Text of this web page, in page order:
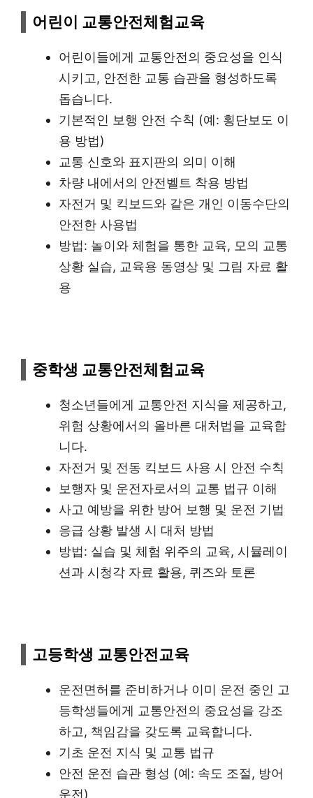
어린이 교통안전체험교육
어린이들에게 교통안전의 중요성을 인식
시키고, 안전한 교통 습관을 형성하도록
돕습니다.
기본적인 보행 안전 수칙 (예: 횡단보도 이
용 방법)
교통 신호와 표지판의 의미 이해
차량 내에서의 안전벨트 착용 방법
자전거 및 킥보드와 같은 개인 이동수단의
안전한 사용법
방법: 놀이와 체험을 통한 교육, 모의 교통
상황 실습, 교육용 동영상 및 그림 자료 활
용
중학생 교통안전체험교육
청소년들에게 교통안전 지식을 제공하고,
위험 상황에서의 올바른 대처법을 교육합
니다.
자전거 및 전동 킥보드 사용 시 안전 수칙
보행자 및 운전자로서의 교통 법규 이해
사고 예방을 위한 방어 보행 및 운전 기법
응급 상황 발생 시 대처 방법
방법: 실습 및 체험 위주의 교육, 시뮬레이
션과 시청각 자료 활용, 퀴즈와 토론
고등학생 교통안전교육
운전면허를 준비하거나 이미 운전 중인 고
등학생들에게 교통안전의 중요성을 강조
하고, 책임감을 갖도록 교육합니다.
기초 운전 지식 및 교통 법규
안전 운전 습관 형성 (예: 속도 조절, 방어
운전)